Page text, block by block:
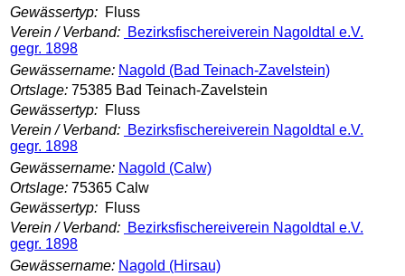
Gewässertyp: Fluss
Verein / Verband: Bezirksfischereiverein Nagoldtal e.V.
gegr. 1898
Gewässername: Nagold (Bad Teinach-Zavelstein)
Ortslage: 75385 Bad Teinach-Zavelstein
Gewässertyp: Fluss
Verein / Verband: Bezirksfischereiverein Nagoldtal e.V.
gegr. 1898
Gewässername: Nagold (Calw)
Ortslage: 75365 Calw
Gewässertyp: Fluss
Verein / Verband: Bezirksfischereiverein Nagoldtal e.V.
gegr. 1898
Gewässername: Nagold (Hirsau)